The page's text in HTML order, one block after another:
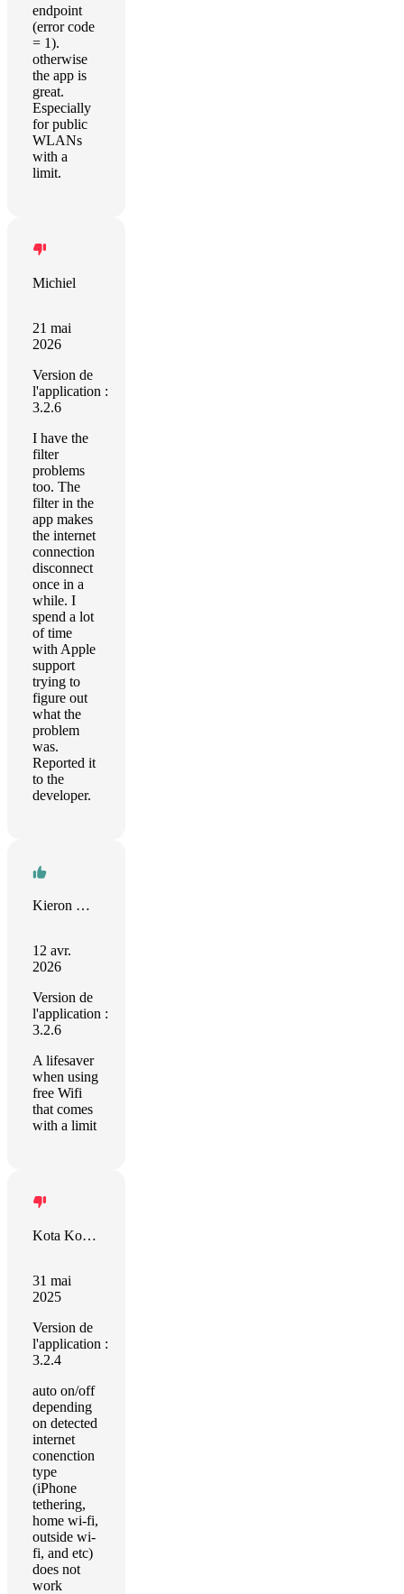
endpoint
(error code
= 1).
otherwise
the app is
great.
Especially
for public
WLANs
with a
limit.
Michiel
21 mai
2026
Version de
l'application :
3.2.6
I have the
filter
problems
too. The
filter in the
app makes
the internet
connection
disconnect
once in a
while. I
spend a lot
of time
with Apple
support
trying to
figure out
what the
problem
was.
Reported it
to the
developer.
Kieron Brogan
12 avr.
2026
Version de
l'application :
3.2.6
A lifesaver
when using
free Wifi
that comes
with a limit
Kota Kobayashi
31 mai
2025
Version de
l'application :
3.2.4
auto on/off
depending
on detected
internet
conenction
type
(iPhone
tethering,
home wi-fi,
outside wi-
fi, and etc)
does not
work